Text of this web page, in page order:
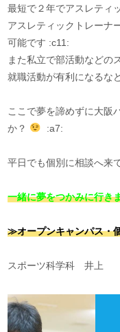
最短で２年でアスレティ
アスレティックトレーナ
可能です :c11:
また私立で部活動などの
就職活動が有利になるな
ここで夢を諦めずに大阪
か？
:a7:
平日でも個別に相談へ来
一緒に夢をつかみに行き
≫オープンキャンパス・
スポーツ科学科 井上